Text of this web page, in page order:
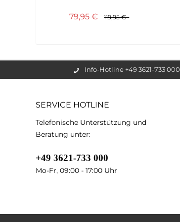
79,95 € 119,95 €
Info-Hotline +49 3621-733 000
SERVICE HOTLINE
Telefonische Unterstützung und
Beratung unter:
+49 3621-733 000
Mo-Fr, 09:00 - 17:00 Uhr